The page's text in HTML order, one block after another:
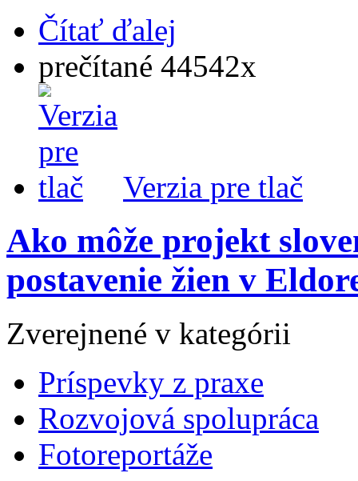
Čítať ďalej
prečítané 44542x
Verzia pre tlač
Ako môže projekt
postavenie žien v
Zverejnené v kategórii
Príspevky z praxe
Rozvojová spolupráca
Fotoreportáže